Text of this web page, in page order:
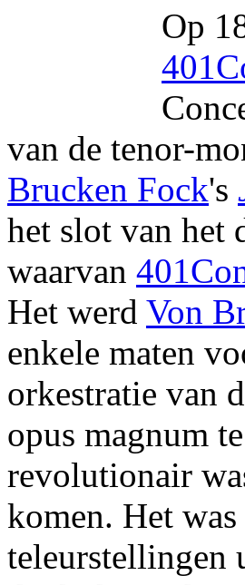
Op
van de tenor-
Brucken Fock's
het slot van het
waarvan
Het werd Von
enkele maten
orkestratie van
opus magnum
revolutionair
komen. Het
teleurstellingen